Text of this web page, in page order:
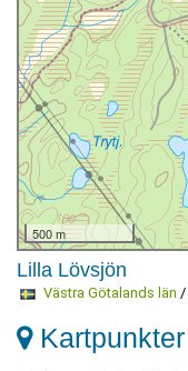
500 m
Lilla Lövsjön
Västra Götalands län /
Kartpunkter